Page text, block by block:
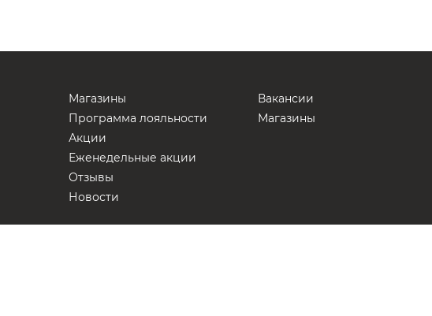
Магазины
Программа лояльности
Акции
Еженедельные акции
Отзывы
Новости
Вакансии
Магазины